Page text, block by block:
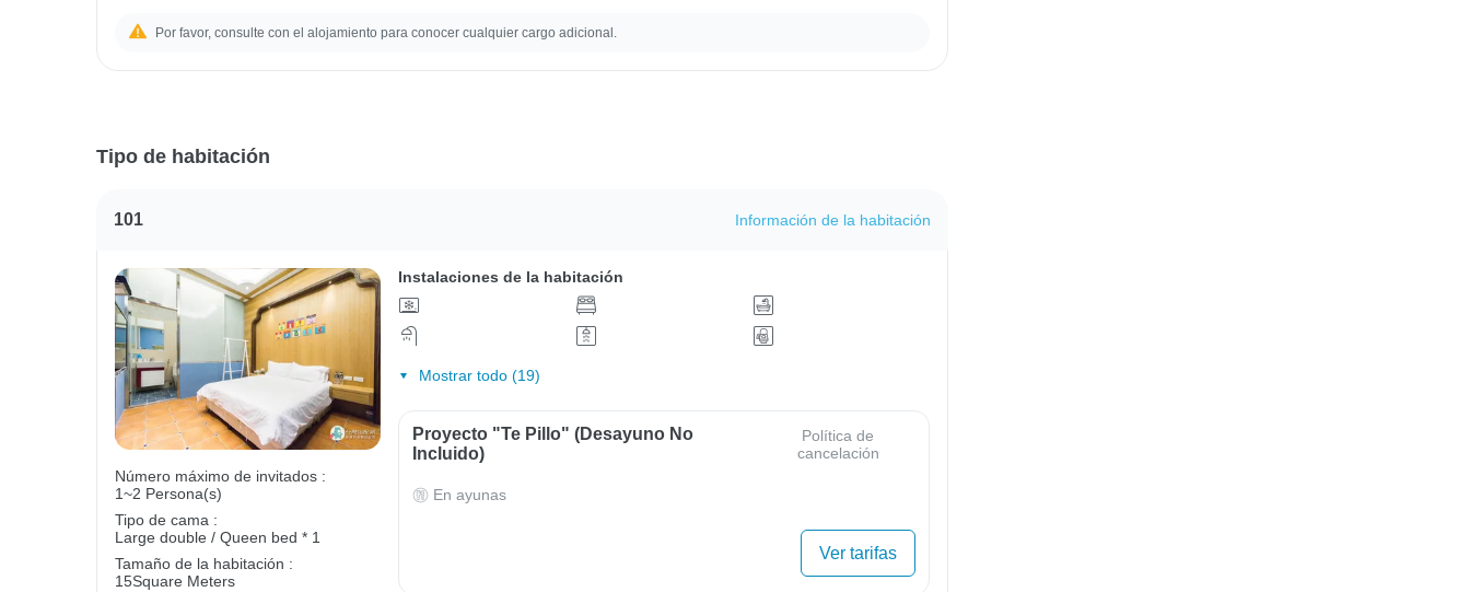
Por favor, consulte con el alojamiento para conocer cualquier cargo adicional.
Tipo de habitación
101 Información de la habitación
Número máximo de invitados :
1~2 Persona(s)
Tipo de cama :
Large double / Queen bed * 1
Tamaño de la habitación :
15Square Meters
Instalaciones de la habitación
Mostrar todo (19)
Proyecto "Te Pillo" (Desayuno No
Incluido)
Política de
cancelación
En ayunas
Ver tarifas